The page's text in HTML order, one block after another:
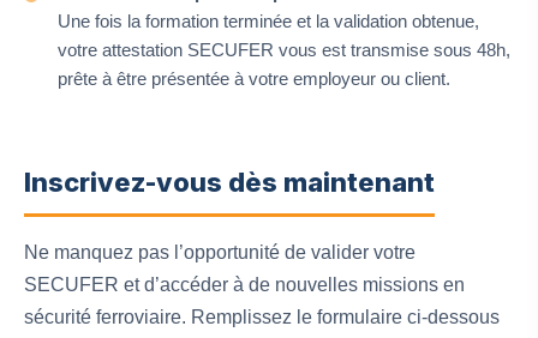
Une fois la formation terminée et la validation obtenue,
votre attestation SECUFER vous est transmise sous 48h,
prête à être présentée à votre employeur ou client.
Inscrivez-vous dès maintenant
Ne manquez pas l’opportunité de valider votre
SECUFER et d’accéder à de nouvelles missions en
sécurité ferroviaire. Remplissez le formulaire ci-dessous